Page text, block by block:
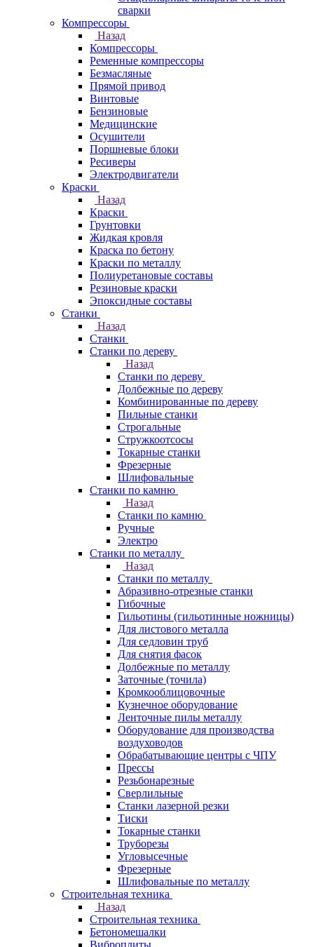
сварки
Компрессоры
Назад
Компрессоры
Ременные компрессоры
Безмасляные
Прямой привод
Винтовые
Бензиновые
Медицинские
Осушители
Поршневые блоки
Ресиверы
Электродвигатели
Краски
Назад
Краски
Грунтовки
Жидкая кровля
Краска по бетону
Краски по металлу
Полиуретановые составы
Резиновые краски
Эпоксидные составы
Станки
Назад
Станки
Станки по дереву
Назад
Станки по дереву
Долбежные по дереву
Комбинированные по дереву
Пильные станки
Строгальные
Стружкоотсосы
Токарные станки
Фрезерные
Шлифовальные
Станки по камню
Назад
Станки по камню
Ручные
Электро
Станки по металлу
Назад
Станки по металлу
Абразивно-отрезные станки
Гибочные
Гильотины (гильотинные ножницы)
Для листового металла
Для седловин труб
Для снятия фасок
Долбежные по металлу
Заточные (точила)
Кромкооблицовочные
Кузнечное оборудование
Ленточные пилы металлу
Оборудование для производства
воздуховодов
Обрабатывающие центры с ЧПУ
Прессы
Резьбонарезные
Сверлильные
Станки лазерной резки
Тиски
Токарные станки
Труборезы
Угловысечные
Фрезерные
Шлифовальные по металлу
Строительная техника
Назад
Строительная техника
Бетономешалки
Виброплиты